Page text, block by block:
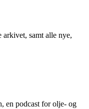
arkivet, samt alle nye,
en podcast for olje- og